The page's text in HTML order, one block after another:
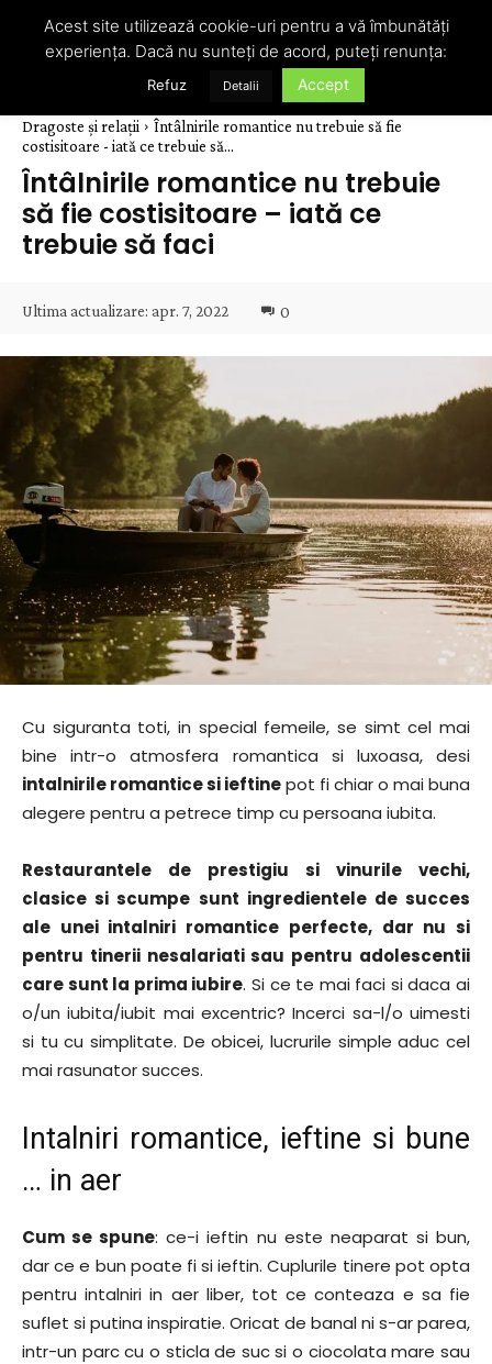
Dragoste și relații
Întâlnirile romantice nu trebuie să fie
costisitoare - iată ce trebuie să...
Întâlnirile romantice nu trebuie
să fie costisitoare – iată ce
trebuie să faci
Ultima actualizare: apr. 7, 2022 0
Cu siguranta toti, in special femeile, se simt cel mai
bine intr-o atmosfera romantica si luxoasa, desi
intalnirile romantice si ieftinepot fi chiar o mai buna
alegere pentru a petrece timp cu persoana iubita.
Restaurantele de prestigiu si vinurile vechi,
clasice si scumpe sunt ingredientele de succes
ale unei intalniri romantice perfecte, dar nu si
pentru tinerii nesalariati sau pentru adolescentii
care sunt la prima iubire. Si ce te mai faci si daca ai
o/un iubita/iubit mai excentric? Incerci sa-l/o uimesti
si tu cu simplitate. De obicei, lucrurile simple aduc cel
mai rasunator succes.
Intalniri romantice, ieftine si bune
… in aer
Cum se spune: ce-i ieftin nu este neaparat si bun,
dar ce e bun poate fi si ieftin. Cuplurile tinere pot opta
pentru intalniri in aer liber, tot ce conteaza e sa fie
suflet si putina inspiratie. Oricat de banal ni s-ar parea,
intr-un parc cu o sticla de suc si o ciocolata mare sau
Acest site utilizează cookie-uri pentru a vă îmbunătăți
experiența. Dacă nu sunteți de acord, puteți renunța:
Refuz Detalii Accept